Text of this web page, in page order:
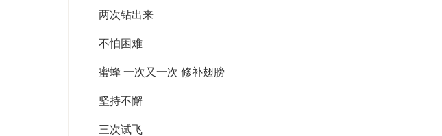
两次钻出来
不怕困难
蜜蜂 一次又一次 修补翅膀
坚持不懈
三次试飞